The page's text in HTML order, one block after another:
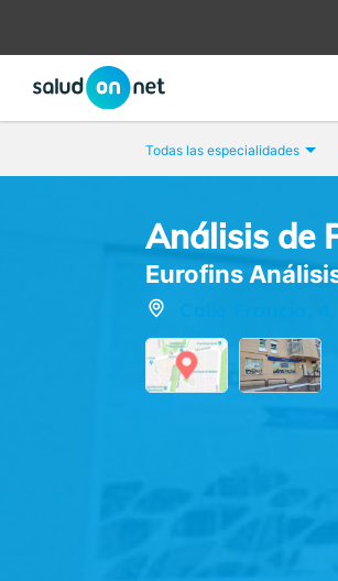
Todas las especialidades
Análisis de
Eurofins